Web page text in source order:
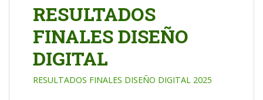
RESULTADOS
FINALES DISEÑO
DIGITAL
RESULTADOS FINALES DISEÑO DIGITAL 2025